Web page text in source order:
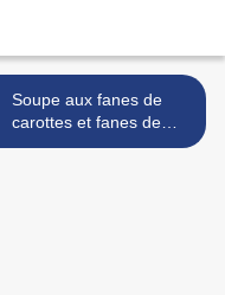
Soupe aux fanes de
carottes et fanes de
betterave rouge >